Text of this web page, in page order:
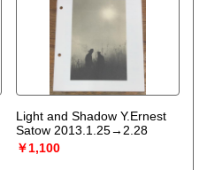
Light and Shadow Y.Ernest
Satow 2013.1.25→2.28
￥1,100